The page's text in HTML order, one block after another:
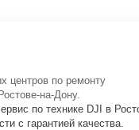
центров по ремонту
на-Дону.
по технике DJI в
с гарантией качества.